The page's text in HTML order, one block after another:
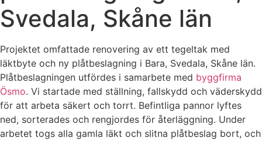
Svedala, Skåne län
Projektet omfattade renovering av ett tegeltak med
läktbyte och ny plåtbeslagning i Bara, Svedala, Skåne län.
Plåtbeslagningen utfördes i samarbete med byggfirma
Ösmo. Vi startade med ställning, fallskydd och väderskydd
för att arbeta säkert och torrt. Befintliga pannor lyftes
ned, sorterades och rengjordes för återläggning. Under
arbetet togs alla gamla läkt och slitna plåtbeslag bort, och